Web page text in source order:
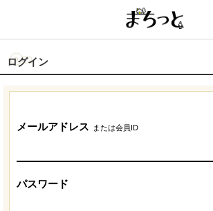
ログイン
メールアドレス または会員ID
パスワード